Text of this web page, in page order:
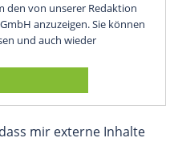
den von unserer Redaktion
anzuzeigen. Sie können
und auch wieder
mir externe Inhalte